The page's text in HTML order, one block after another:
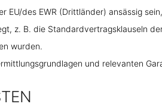
EU/des EWR (Drittländer) ansässig
B. die Standardvertragsklauseln der
wurden.
und relevanten